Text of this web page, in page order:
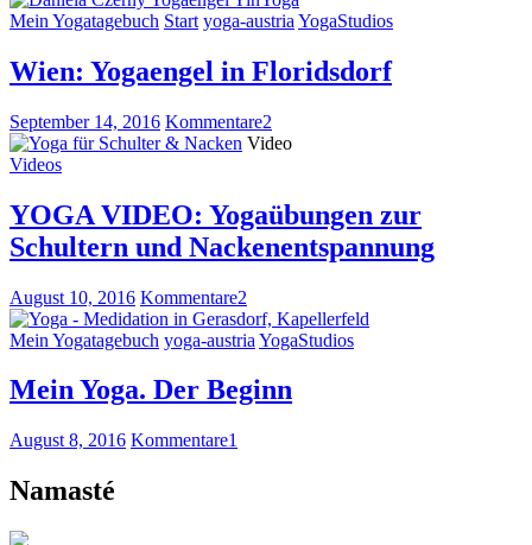
Mein Yogatagebuch Start yoga-austria YogaStudios
Wien: Yogaengel in Floridsdorf
September 14, 2016 Kommentare2
Video
Videos
YOGA VIDEO: Yogaübungen zur
Schultern und Nackenentspannung
August 10, 2016 Kommentare2
Mein Yogatagebuch yoga-austria YogaStudios
Mein Yoga. Der Beginn
August 8, 2016 Kommentare1
Namasté